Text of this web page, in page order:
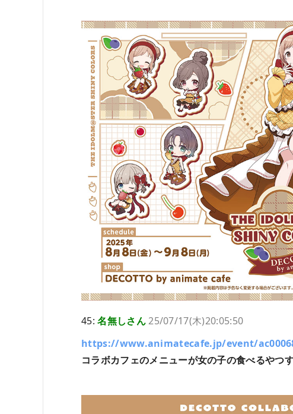
45:名無しさん25/07/17(木)20:05:50
https://www.animatecafe.jp/event/
コラボカフェのメニューが女の子の食べるやつ